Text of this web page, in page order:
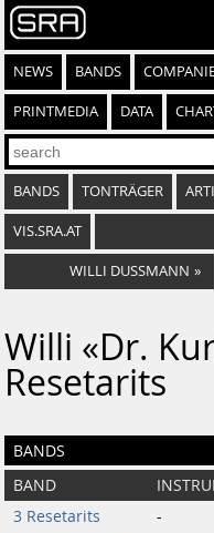
NEWS BANDS
PRINTMEDIA DATA
BANDS TONTRÄGER
VIS.SRA.AT
WILLI DUSSMANN »
Willi «Dr.
Resetarits
BANDS
BAND
3 Resetarits
-